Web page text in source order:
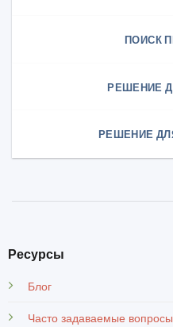
ПОИСК
РЕШЕНИЕ
РЕШЕНИЕ
Ресурсы
Блог
Часто задаваемые вопросы